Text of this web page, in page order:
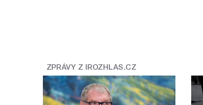
ZPRÁVY Z IROZHLAS.CZ